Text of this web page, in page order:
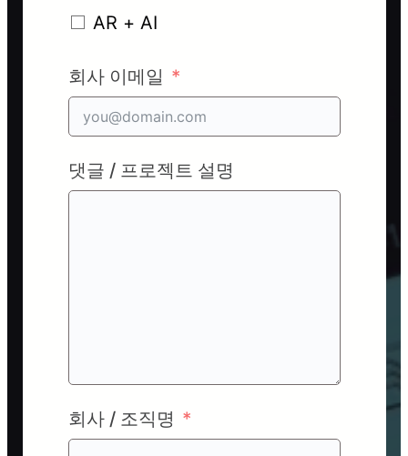
AR + AI
회사 이메일
댓글 / 프로젝트 설명
회사 / 조직명